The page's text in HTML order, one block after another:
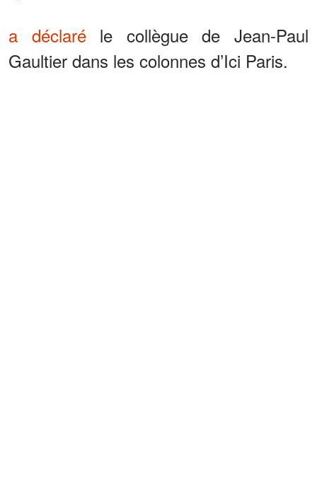
a déclaréle collègue de Jean-Paul
Gaultier dans les colonnes d’Ici Paris.